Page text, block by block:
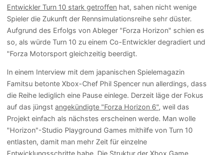
Entwickler Turn 10 stark getroffen hat, sahen nicht wenige
Spieler die Zukunft der Rennsimulationsreihe sehr düster.
Aufgrund des Erfolgs von Ableger "Forza Horizon" schien es
so, als würde Turn 10 zu einem Co-Entwickler degradiert und
"Forza Motorsport gleichzeitig beerdigt.
In einem Interview mit dem japanischen Spielemagazin
Famitsu betonte Xbox-Chef Phil Spencer nun allerdings, dass
die Reihe lediglich eine Pause einlege. Derzeit läge der Fokus
auf das jüngstangekündigte "Forza Horizon 6", weil das
Projekt einfach als nächstes erscheinen werde. Man wolle
"Horizon"-Studio Playground Games mithilfe von Turn 10
entlasten, damit man mehr Zeit für einzelne